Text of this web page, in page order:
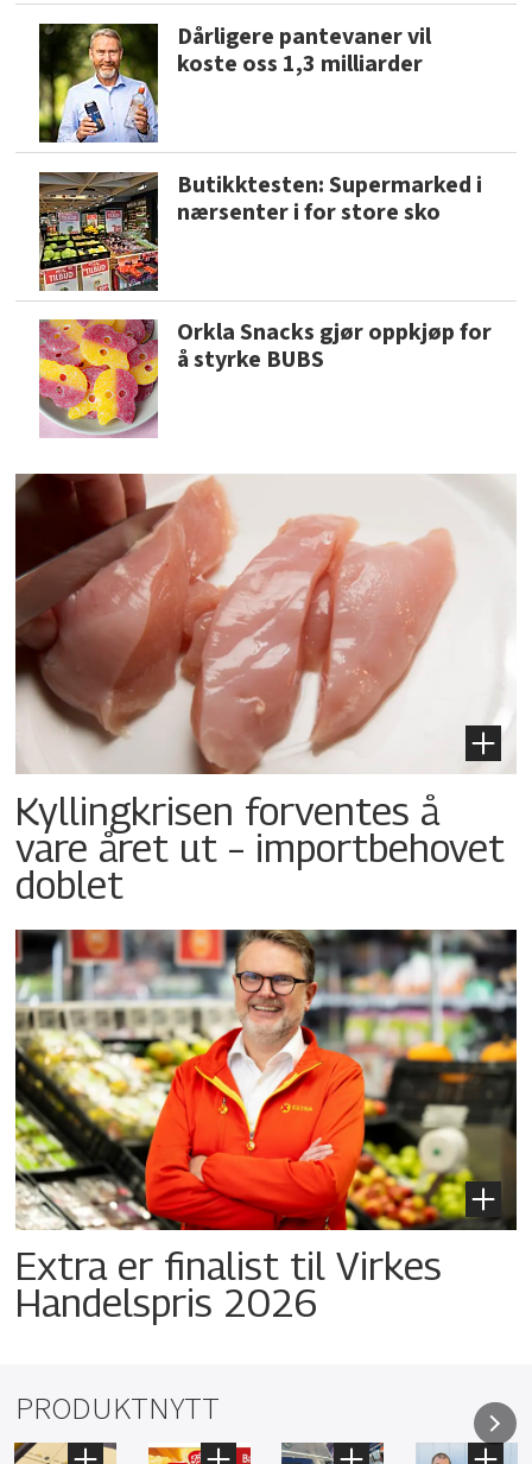
Dårligere pantevaner vil
koste oss 1,3 milliarder
Butikktesten: Supermarked i
nærsenter i for store sko
Orkla Snacks gjør oppkjøp for
å styrke BUBS
Kyllingkrisen forventes å
vare året ut – importbehovet
doblet
Extra er finalist til Virkes
Handelspris 2026
PRODUKTNYTT